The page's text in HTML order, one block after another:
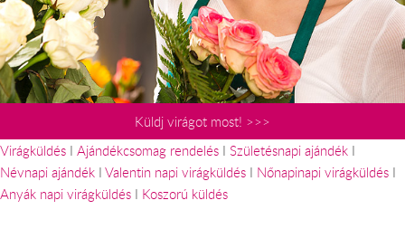
Küldj virágot most! >>>
Virágküldés I Ajándékcsomag rendelés I Születésnapi ajándék I
Névnapi ajándék I Valentin napi virágküldés I Nőnapinapi virágküldés I
Anyák napi virágküldés I Koszorú küldés